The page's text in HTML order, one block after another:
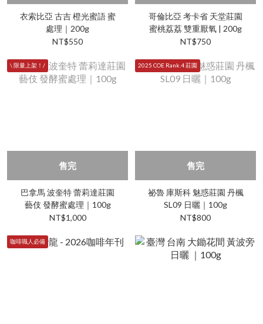
衣索比亞 古吉 橙光蜜語 蜜
處理｜200g
NT$550
哥倫比亞 考卡省 天堂莊園
蜜桃荔荔 雙重厭氧 | 200g
NT$750
\ 限量上架！/
售完
巴拿馬 波奎特 蕾莉達莊園
藝伎 發酵蜜處理｜100g
NT$1,000
2025 COE Rank.4 莊園
售完
祕魯 庫斯科 魅惑莊園 丹楓
SL09 日曬｜100g
NT$800
咖啡職人必備